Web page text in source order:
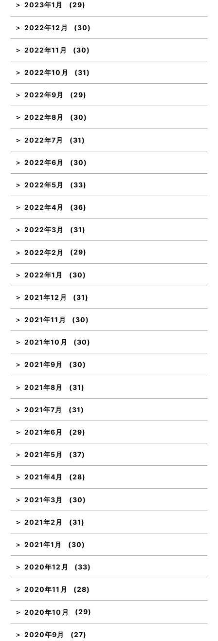
2023年1月 (29)
2022年12月 (30)
2022年11月 (30)
2022年10月 (31)
2022年9月 (29)
2022年8月 (30)
2022年7月 (31)
2022年6月 (30)
2022年5月 (33)
2022年4月 (36)
2022年3月 (31)
2022年2月 (29)
2022年1月 (30)
2021年12月 (31)
2021年11月 (30)
2021年10月 (30)
2021年9月 (30)
2021年8月 (31)
2021年7月 (31)
2021年6月 (29)
2021年5月 (37)
2021年4月 (28)
2021年3月 (30)
2021年2月 (31)
2021年1月 (30)
2020年12月 (33)
2020年11月 (28)
2020年10月 (29)
2020年9月 (27)